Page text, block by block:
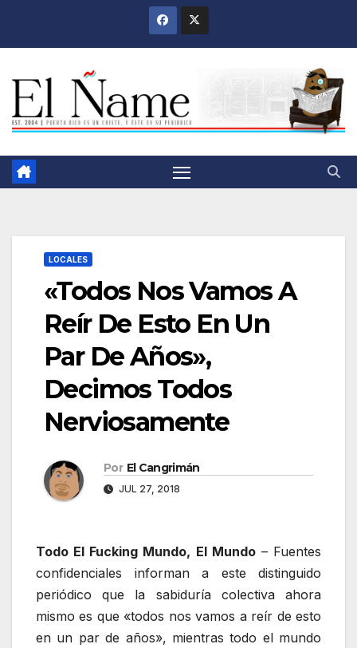
LOCALES
«Todos Nos Vamos A
Reír De Esto En Un
Par De Años»,
Decimos Todos
Nerviosamente
Por El Cangrimán
JUL 27, 2018
Todo El Fucking Mundo, El Mundo– Fuentes
confidenciales informan a este distinguido
periódico que la sabiduría colectiva ahora
mismo es que «todos nos vamos a reír de esto
en un par de años», mientras todo el mundo